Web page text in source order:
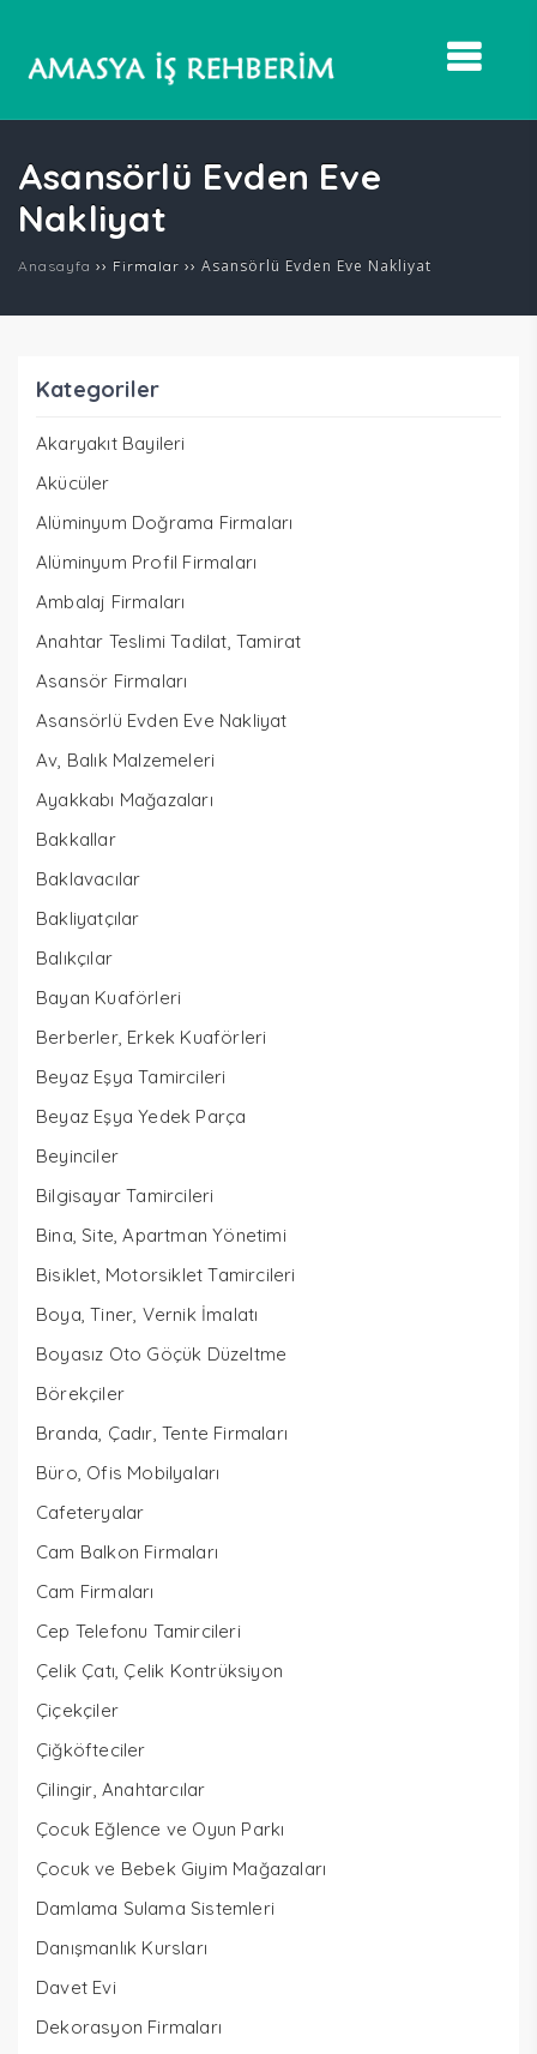
Asansörlü Evden Eve
Nakliyat
Anasayfa ›› Firmalar ›› Asansörlü Evden Eve Nakliyat
Kategoriler
Akaryakıt Bayileri
Akücüler
Alüminyum Doğrama Firmaları
Alüminyum Profil Firmaları
Ambalaj Firmaları
Anahtar Teslimi Tadilat, Tamirat
Asansör Firmaları
Asansörlü Evden Eve Nakliyat
Av, Balık Malzemeleri
Ayakkabı Mağazaları
Bakkallar
Baklavacılar
Bakliyatçılar
Balıkçılar
Bayan Kuaförleri
Berberler, Erkek Kuaförleri
Beyaz Eşya Tamircileri
Beyaz Eşya Yedek Parça
Beyinciler
Bilgisayar Tamircileri
Bina, Site, Apartman Yönetimi
Bisiklet, Motorsiklet Tamircileri
Boya, Tiner, Vernik İmalatı
Boyasız Oto Göçük Düzeltme
Börekçiler
Branda, Çadır, Tente Firmaları
Büro, Ofis Mobilyaları
Cafeteryalar
Cam Balkon Firmaları
Cam Firmaları
Cep Telefonu Tamircileri
Çelik Çatı, Çelik Kontrüksiyon
Çiçekçiler
Çiğköfteciler
Çilingir, Anahtarcılar
Çocuk Eğlence ve Oyun Parkı
Çocuk ve Bebek Giyim Mağazaları
Damlama Sulama Sistemleri
Danışmanlık Kursları
Davet Evi
Dekorasyon Firmaları